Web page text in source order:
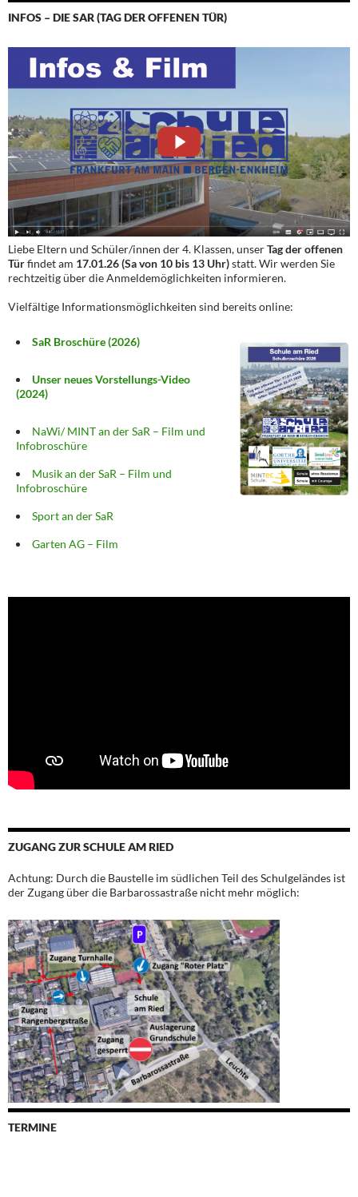
INFOS – DIE SAR (TAG DER OFFENEN TÜR)
Liebe Eltern und Schüler/innen der 4. Klassen, unserTag der offenen
Türfindet am 17.01.26 (Sa von 10 bis 13 Uhr)statt. Wir werden Sie
rechtzeitig über die Anmeldemöglichkeiten informieren.
Vielfältige Informationsmöglichkeiten sind bereits online:
SaR Broschüre (2026)
Unser neues Vorstellungs-Video
(2024)
NaWi/ MINT an der SaR – Film und
Infobroschüre
Musik an der SaR – Film und
Infobroschüre
Sport an der SaR
Garten AG – Film
ZUGANG ZUR SCHULE AM RIED
Achtung: Durch die Baustelle im südlichen Teil des Schulgeländes ist
der Zugang über die Barbarossastraße nicht mehr möglich:
TERMINE